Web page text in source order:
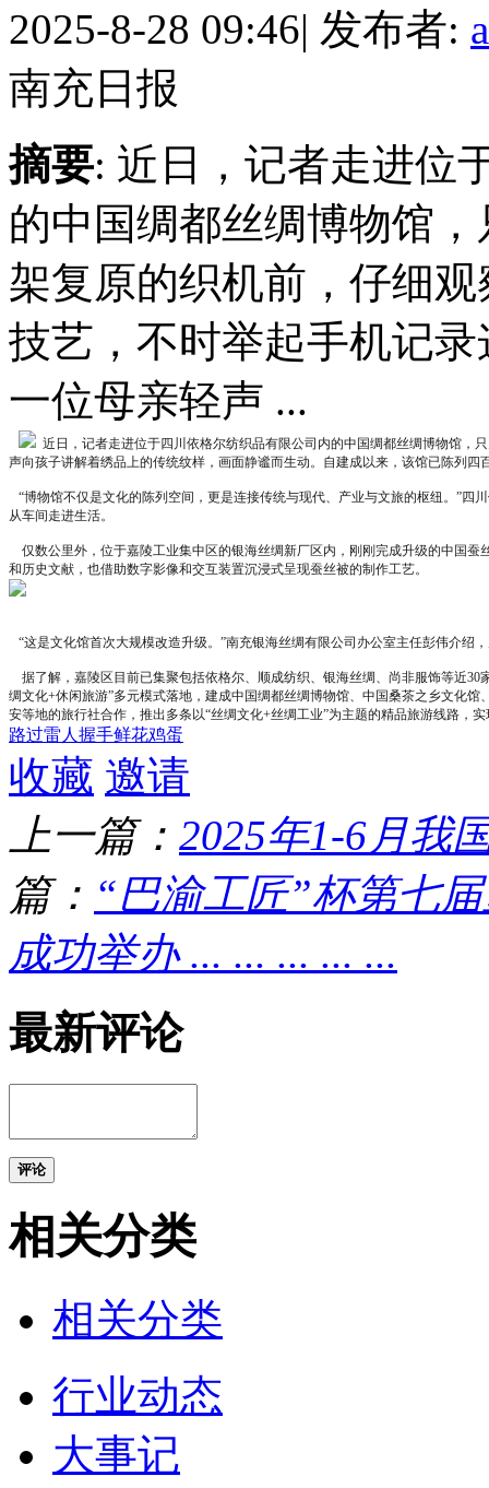
2025-8-28 09:46| 发布者:
南充日报
摘要: 近日，记者走进位
的中国绸都丝绸博物馆
架复原的织机前，仔细
技艺，不时举起手机记
一位母亲轻声 ...
近日，记者走进位于四川依格尔纺织品有限公司内的中国绸都丝绸博物馆
声向孩子讲解着绣品上的传统纹样，画面静谧而生动。自建成以来，该馆已陈列
“博物馆不仅是文化的陈列空间，更是连接传统与现代、产业与文旅的枢纽。”
从车间走进生活。
仅数公里外，位于嘉陵工业集中区的银海丝绸新厂区内，刚刚完成升级的中国
“这是文化馆首次大规模改造升级。”南充银海丝绸有限公司办公室主任彭伟介
据了解，嘉陵区目前已集聚包括依格尔、顺成纺织、银海丝绸、尚非服饰等
绸文化+休闲旅游”多元模式落地，建成中国绸都丝绸博物馆、中国桑茶之乡文化
安等地的旅行社合作，推出多条以“丝绸文化+丝绸工业”为主题的精品旅游线路，
路过雷人 握手鲜花鸡蛋
收藏 邀请
上一篇： 2025年1-6月我
篇： “巴渝工匠”杯第七
成功举办 ... ... ... ... ...
最新评论
评论
相关分类
相关分类
行业动态
大事记